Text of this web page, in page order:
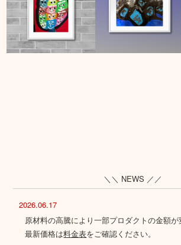
＼＼ NEWS ／／
2026.06.17
原材料の高騰により一部プロダクトの金額が
最新価格は料金表をご確認ください。